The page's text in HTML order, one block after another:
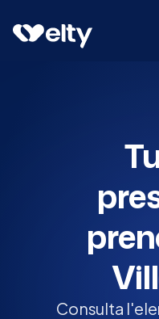
Prenota visita
Consulta